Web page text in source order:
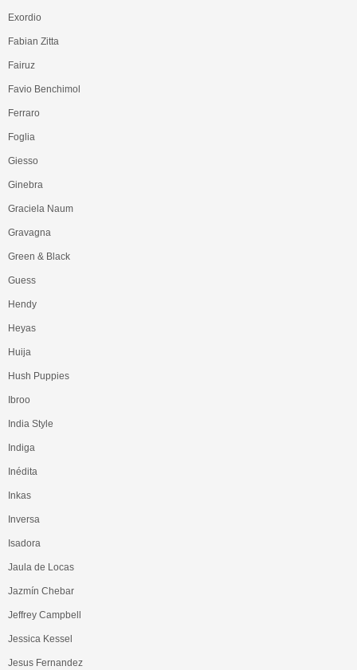
Exordio
Fabian Zitta
Fairuz
Favio Benchimol
Ferraro
Foglia
Giesso
Ginebra
Graciela Naum
Gravagna
Green & Black
Guess
Hendy
Heyas
Huija
Hush Puppies
Ibroo
India Style
Indiga
Inédita
Inkas
Inversa
Isadora
Jaula de Locas
Jazmín Chebar
Jeffrey Campbell
Jessica Kessel
Jesus Fernandez